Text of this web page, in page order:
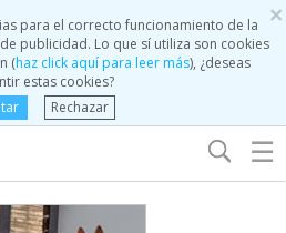
×
para el correcto funcionamiento de la
publicidad. Lo que sí utiliza son cookies
(haz click aquí para leer más), ¿deseas
estas cookies?
Rechazar
☰